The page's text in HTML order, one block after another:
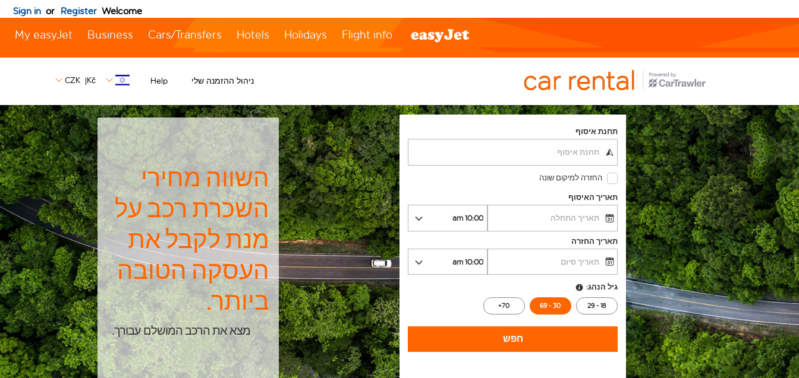
Welcome
Sign in or Register
Flight info
Holidays
Hotels
Cars/Transfers
Business
My easyJet
ניהול ההזמנה שלי Help
Kč
|
CZK
תחנת איסוף
החזרה למיקום שונה
תאריך האיסוף
תאריך החזרה
גיל הנהג:
18 - 29
30 - 69
70+
חפש
השווה מחירי
השכרת רכב על
מנת לקבל את
העסקה הטובה
ביותר.
מצא את הרכב המושלם עבורך.